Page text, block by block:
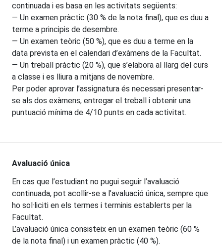
continuada i es basa en les activitats següents:
— Un examen pràctic (30 % de la nota final), que es duu a
terme a principis de desembre.
— Un examen teòric (50 %), que es duu a terme en la
data prevista en el calendari d’exàmens de la Facultat.
— Un treball pràctic (20 %), que s’elabora al llarg del curs
a classe i es lliura a mitjans de novembre.
Per poder aprovar l’assignatura és necessari presentar-
se als dos exàmens, entregar el treball i obtenir una
puntuació mínima de 4/10 punts en cada activitat.
Avaluació única
En cas que l’estudiant no pugui seguir l’avaluació
continuada, pot acollir-se a l’avaluació única, sempre que
ho sol·liciti en els termes i terminis establerts per la
Facultat.
L’avaluació única consisteix en un examen teòric (60 %
de la nota final) i un examen pràctic (40 %).